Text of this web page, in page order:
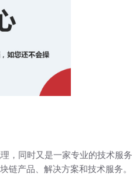
，同时又是一家专业的技术服务
产品、解决方案和技术服务。